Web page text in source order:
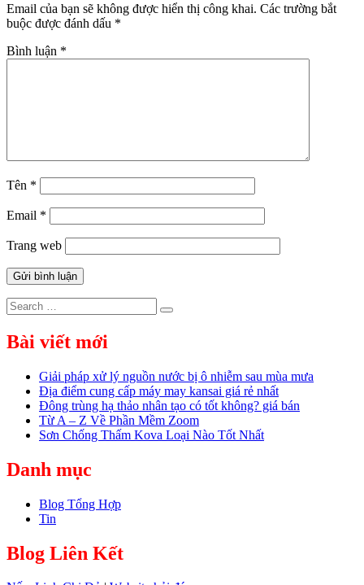
Email của bạn sẽ không được hiển thị công khai. Các trường bắt
buộc được đánh dấu *
Bình luận *
Tên *
Email *
Trang web
Search
for:
Search
Bài viết mới
Giải pháp xử lý nguồn nước bị ô nhiễm sau mùa mưa
Địa điểm cung cấp máy may kansai giá rẻ nhất
Đông trùng hạ thảo nhân tạo có tốt không? giá bán
Từ A – Z Về Phần Mềm Zoom
Sơn Chống Thấm Kova Loại Nào Tốt Nhất
Danh mục
Blog Tổng Hợp
Tin
Blog Liên Kết